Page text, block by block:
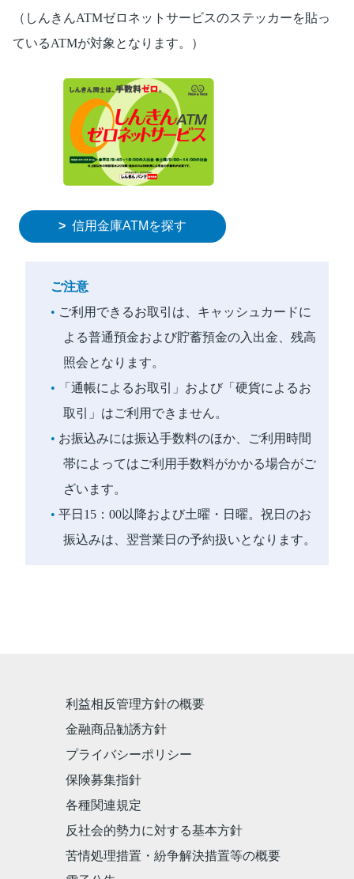
（しんきんATMゼロネットサービスのステッカーを貼っ
ているATMが対象となります。）
信用金庫ATMを探す
ご注意
ご利用できるお取引は、キャッシュカードに
よる普通預金および貯蓄預金の入出金、残高
照会となります。
「通帳によるお取引」および「硬貨によるお
取引」はご利用できません。
お振込みには振込手数料のほか、ご利用時間
帯によってはご利用手数料がかかる場合がご
ざいます。
平日15：00以降および土曜・日曜。祝日のお
振込みは、翌営業日の予約扱いとなります。
利益相反管理方針の概要
金融商品勧誘方針
プライバシーポリシー
保険募集指針
各種関連規定
反社会的勢力に対する基本方針
苦情処理措置・紛争解決措置等の概要